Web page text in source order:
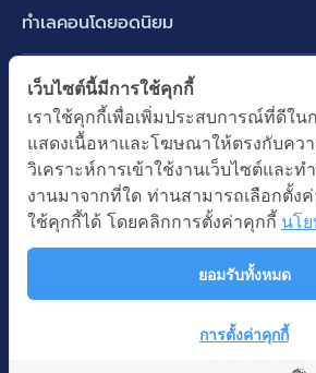
ทาวน์เฮ้าส์ ทาวน์โฮม
คอนโดมิเนียม
อาคารพาณิชย์ ตึกแถว
ที่ดินเปล่า
อพาร์ทเม้นท์ หอพัก
ออฟฟิต สำนักงาน
โรงงาน โกดัง
โรงแรม รีสอร์ท
บางนา รามคำแหง 2
ปทุมธานี รังสิต ลำลูกกา
นนทบุรี บางใหญ่ บางบัวทอง
ทำเลคอนโดยอดนิยม
พระราม 9
อ่อนนุช ปุณณวิถี
รัชดาภิเษก ห้วยขวาง
ห้าแยกลาดพร้าว
ทำเล BTS ยอดนิยม
BTS ทองหล่อ
BTS เอกมัย
BTS พร้อมพงษ์
BTS อ่อนนุช
ทำเล MRT ยอดนิยม
MRT เพชรบุรี
MRT พระราม 9
MRT พหลโยธิน
คำค้นยอดนิยม
บ้านมือสอง
ซื้อบ้าน ขายบ้าน
นโยบายการใช้คุ
สงวนลิขสิทธิ โดยบริษัท บางกอก แอสเซท อินเ
เว็บไซต์นี้มีการใช้คุกกี้
เราใช้คุกกี้เพื่อเพิ่มประสบการณ์ที่ดีใน
แสดงเนื้อหาและโฆษณาให้ตรงกับคว
วิเคราะห์การเข้าใช้งานเว็บไซต์และท
งานมาจากที่ใด ท่านสามารถเลือกตั้ง
ใช้คุกกี้ได้ โดยคลิกการตั้งค่าคุกกี้ นโ
ยอมรับทั้งหมด
การตั้งค่าคุกกี้